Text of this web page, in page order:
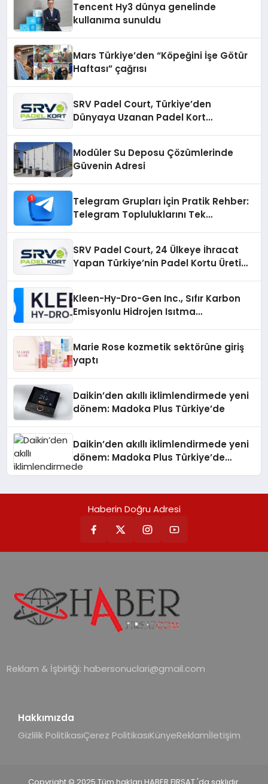
Tencent Hy3 dünya genelinde
kullanıma sunuldu
Mars Türkiye’den “Köpeğini İşe Götür
Haftası” çağrısı
SRV Padel Court, Türkiye’den
Dünyaya Uzanan Padel Kort
Modüler Su Deposu Çözümlerinde
Güvenin Adresi
Telegram Grupları İçin Pratik Rehber:
Telegram Topluluklarını Tek
SRV Padel Court, 24 Ülkeye İhracat
Yapan Türkiye’nin Padel Kortu Üretim
Kleen-Hy-Dro-Gen Inc., Sıfır Karbon
Emisyonlu Hidrojen Isıtma
Marie Rose kozmetik sektörüne giriş
yaptı
Daikin’den akıllı iklimlendirmede yeni
dönem: Madoka Plus Türkiye’de
Daikin’den akıllı iklimlendirmede yeni
dönem: Madoka Plus Türkiye’de
Daikin’in kullanıcı dostu tasarımıyla
teknolojilerle donatılmış son modeli
VRV kontrol ünitesi Madoka Plus
Türkiye’de satışa sunuldu. Tam
dokunmatik ekranı, mobil uygulama
desteği ve akıllı sensör entegrasyonu
verimli hale getiriyor. Enerji
verimliliğini artırırken modern yaşam
alanlarında teknolojiyi estetik ile bulu
Haberin Doğru Adresi
Reklam & İşbirliği: habersonuclari@gmail.com
Hakkımızda
Gizlilik PolitikasıÇerez PolitikasıKünyeReklamİletişim
Copyright © 2025 Tüm hakları HABER FIRSAT 'da saklıdır.